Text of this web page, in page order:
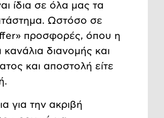
ίδια σε όλα μας τα
Ωστόσο σε
προσφορές, όπου η
διανομής και
και αποστολή είτε
για την ακριβή